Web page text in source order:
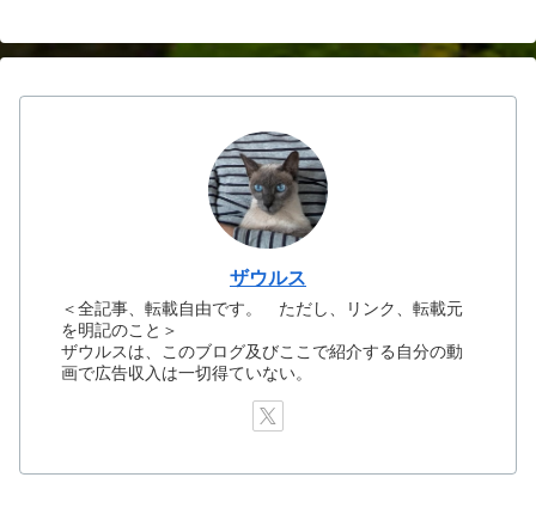
ザウルス
＜全記事、転載自由です。 ただし、リンク、転載元
を明記のこと＞
ザウルスは、このブログ及びここで紹介する自分の動
画で広告収入は一切得ていない。